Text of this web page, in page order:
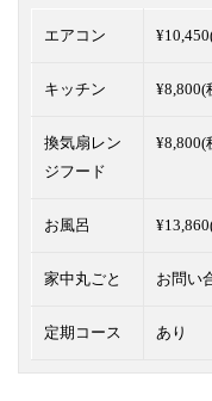
エアコン
キッチン ¥8,800(
換気扇レン
ジフード
¥8,800(
お風呂
家中丸ごと お問い
定期コース あり